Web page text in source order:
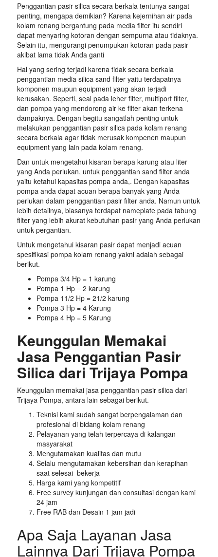
Penggantian pasir silica secara berkala tentunya sangat
penting, mengapa demikian? Karena kejernihan air pada
kolam renang bergantung pada media filter itu sendiri
dapat menyaring kotoran dengan sempurna atau tidaknya.
Selain itu, mengurangi penumpukan kotoran pada pasir
akibat lama tidak Anda ganti
Hal yang sering terjadi karena tidak secara berkala
penggantian media silica sand filter yaitu terdapatnya
komponen maupun equipment yang akan terjadi
kerusakan. Seperti, seal pada leher filter, multiport filter,
dan pompa yang mendorong air ke filter akan terkena
dampaknya. Dengan begitu sangatlah penting untuk
melakukan penggantian pasir silica pada kolam renang
secara berkala agar tidak merusak kompenen maupun
equipment yang lain pada kolam renang.
Dan untuk mengetahui kisaran berapa karung atau liter
yang Anda perlukan, untuk penggantian sand filter anda
yaitu ketahui kapasitas pompa anda,. Dengan kapasitas
pompa anda dapat acuan berapa banyak yang Anda
perlukan dalam penggantian pasir filter anda. Namun untuk
lebih detailnya, biasanya terdapat nameplate pada tabung
filter yang lebih akurat kebutuhan pasir yang Anda perlukan
untuk pergantian.
Untuk mengetahui kisaran pasir dapat menjadi acuan
spesifikasi pompa kolam renang yakni adalah sebagai
berikut.
Pompa 3/4 Hp = 1 karung
Pompa 1 Hp = 2 karung
Pompa 11/2 Hp = 21/2 karung
Pompa 3 Hp = 4 Karung
Pompa 4 Hp = 5 Karung
Keunggulan Memakai
Jasa Penggantian Pasir
Silica dari Trijaya Pompa
Keunggulan memakai jasa penggantian pasir silica dari
Trijaya Pompa, antara lain sebagai berikut.
Teknisi kami sudah sangat berpengalaman dan
profesional di bidang kolam renang
Pelayanan yang telah terpercaya di kalangan
masyarakat
Mengutamakan kualitas dan mutu
Selalu mengutamakan kebersihan dan kerapihan
saat selesai bekerja
Harga kami yang kompetitif
Free survey kunjungan dan consultasi dengan kami
24 jam
Free RAB dan Desain 1 jam jadi
Apa Saja Layanan Jasa
Lainnya Dari Trijaya Pompa